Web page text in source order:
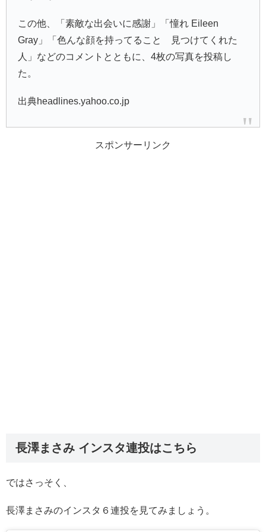
この他、「素敵な出会いに感謝」「憧れ Eileen
Gray」「色んな顔を持ってること 見つけてくれた
人」などのコメントとともに、4枚の写真を投稿し
た。
出典headlines.yahoo.co.jp
スポンサーリンク
長澤まさみ インスタ連投はこちら
ではさっそく、
長澤まさみのインスタ６連投を見てみましょう。